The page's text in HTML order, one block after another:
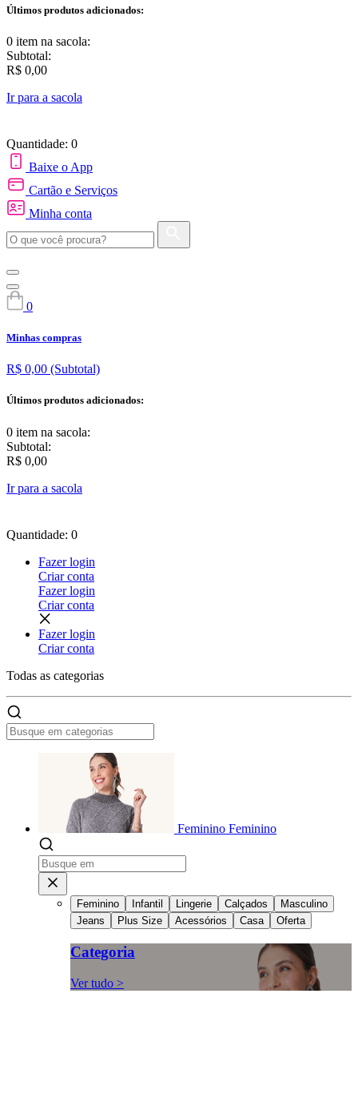
Últimos produtos adicionados:
0 item na sacola:
Subtotal:
R$ 0,00
Ir para a sacola
Quantidade: 0
Baixe o App
Cartão e Serviços
Minha conta
0
Minhas compras
R$ 0,00 (Subtotal)
Últimos produtos adicionados:
0 item na sacola:
Subtotal:
R$ 0,00
Ir para a sacola
Quantidade: 0
Fazer login
Criar conta
Fazer login
Criar conta
Fazer login
Criar conta
Todas as categorias
Feminino Feminino
Feminino Infantil Lingerie Calçados
Masculino
Jeans
Plus Size Acessórios Casa Oferta
Categoria
Ver tudo >